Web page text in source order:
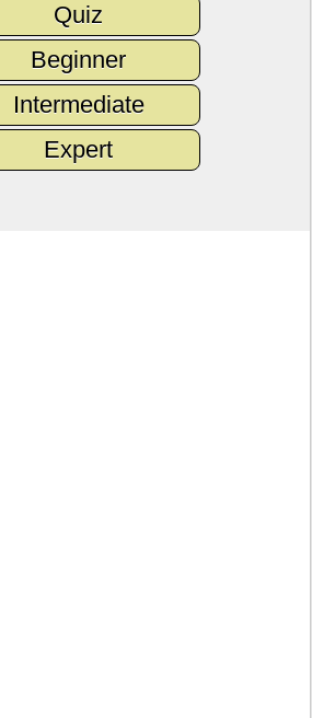
Quiz
Beginner
Intermediate
Expert